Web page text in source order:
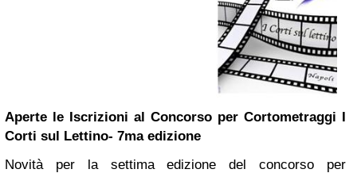
Aperte le Iscrizioni al Concorso per Cortometraggi I
Corti sul Lettino- 7ma edizione
Novità per la settima edizione del concorso per